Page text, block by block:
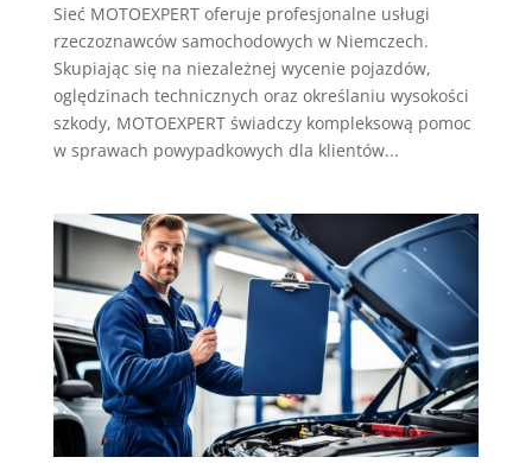
Sieć MOTOEXPERT oferuje profesjonalne usługi
rzeczoznawców samochodowych w Niemczech.
Skupiając się na niezależnej wycenie pojazdów,
oględzinach technicznych oraz określaniu wysokości
szkody, MOTOEXPERT świadczy kompleksową pomoc
w sprawach powypadkowych dla klientów...